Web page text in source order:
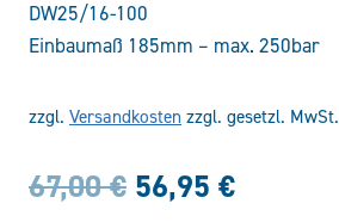
DW25/16-100
Einbaumaß 185mm – max. 250bar
zzgl. Versandkosten zzgl. gesetzl. MwSt.
67,00€ Ursprünglicher
56,95 €Aktueller